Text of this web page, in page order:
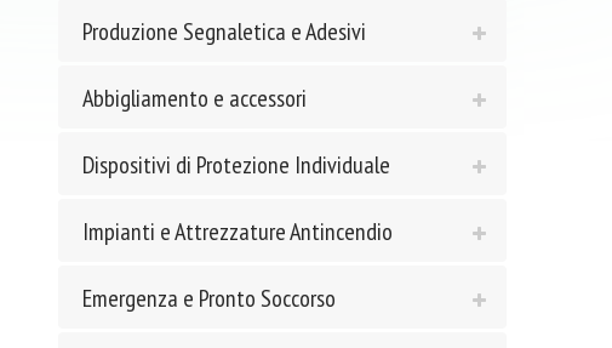
Produzione Segnaletica e Adesivi
Abbigliamento e accessori
Dispositivi di Protezione Individuale
Impianti e Attrezzature Antincendio
Emergenza e Pronto Soccorso